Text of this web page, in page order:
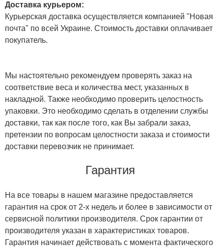
Доставка курьером:
Курьерская доставка осуществляется компанией "Новая
почта" по всей Украине. Стоимость доставки оплачивает
покупатель.
Мы настоятельно рекомендуем проверять заказ на
соответствие веса и количества мест, указанных в
накладной. Также необходимо проверить целостность
упаковки. Это необходимо сделать в отделении службы
доставки, так как после того, как Вы забрали заказ,
претензии по вопросам целостности заказа и стоимости
доставки перевозчик не принимает.
Гарантия
На все товары в нашем магазине предоставляется
гарантия на срок от 2-х недель и более в зависимости от
сервисной политики производителя. Срок гарантии от
производителя указан в характеристиках товаров.
Гарантия начинает действовать с момента фактического